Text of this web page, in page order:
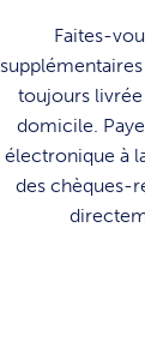
Faites-
toujours
domicile.
électronique à
des chèques-